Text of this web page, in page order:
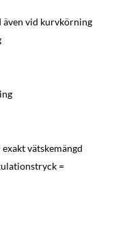
vid kurvkörning
vätskemängd
=